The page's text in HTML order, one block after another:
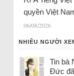
quyền Việt
06/08/2026
NHIỀU NGƯỜI
Tin bà
Đức